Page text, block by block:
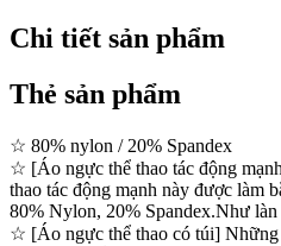
Chi tiết sản phẩm
Thẻ sản phẩm
☆ 80% nylon / 20% Spandex
☆ [Áo ngực thể thao tác động
thao tác động mạnh này được làm
80% Nylon, 20% Spandex.Như làn
☆ [Áo ngực thể thao có túi] Những